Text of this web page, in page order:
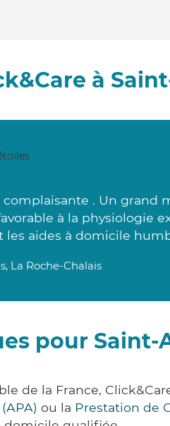
à
. Un grand
à la physiologie
aides à domicile
La Roche-Chalais
pour Saint-
de la France,
ou la Prestation de